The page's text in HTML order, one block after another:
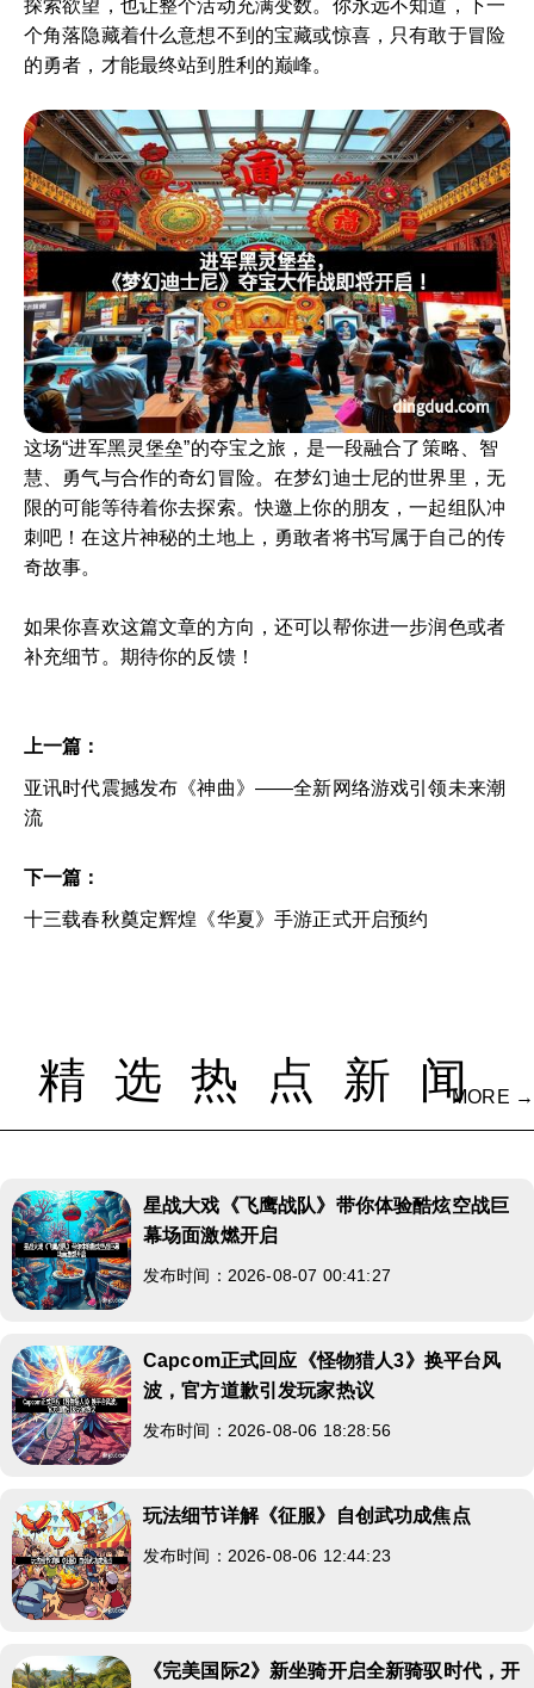
探索欲望，也让整个活动充满变数。你永远不知道，下一
个角落隐藏着什么意想不到的宝藏或惊喜，只有敢于冒险
的勇者，才能最终站到胜利的巅峰。
这场“进军黑灵堡垒”的夺宝之旅，是一段融合了策略、智
慧、勇气与合作的奇幻冒险。在梦幻迪士尼的世界里，无
限的可能等待着你去探索。快邀上你的朋友，一起组队冲
刺吧！在这片神秘的土地上，勇敢者将书写属于自己的传
奇故事。
如果你喜欢这篇文章的方向，还可以帮你进一步润色或者
补充细节。期待你的反馈！
上一篇：
亚讯时代震撼发布《神曲》——全新网络游戏引领未来潮
流
下一篇：
十三载春秋奠定辉煌《华夏》手游正式开启预约
精选热点新闻
MORE →
星战大戏《飞鹰战队》带你体验酷炫空战巨
幕场面激燃开启
发布时间：2026-08-07 00:41:27
Capcom正式回应《怪物猎人3》换平台风
波，官方道歉引发玩家热议
发布时间：2026-08-06 18:28:56
玩法细节详解《征服》自创武功成焦点
发布时间：2026-08-06 12:44:23
《完美国际2》新坐骑开启全新骑驭时代，开